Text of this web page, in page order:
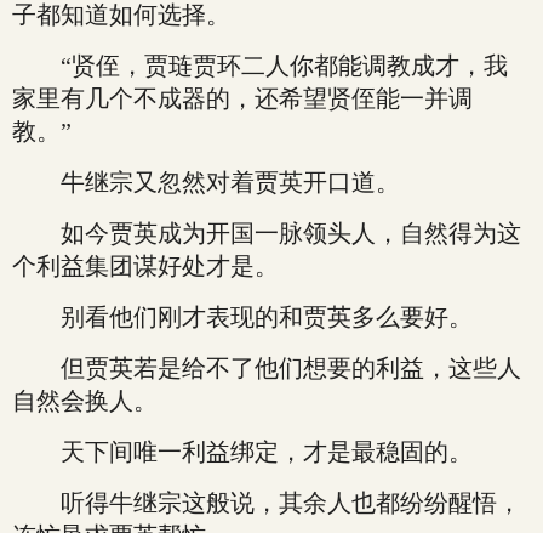
子都知道如何选择。
“贤侄，贾琏贾环二人你都能调教成才，我
家里有几个不成器的，还希望贤侄能一并调
教。”
牛继宗又忽然对着贾英开口道。
如今贾英成为开国一脉领头人，自然得为这
个利益集团谋好处才是。
别看他们刚才表现的和贾英多么要好。
但贾英若是给不了他们想要的利益，这些人
自然会换人。
天下间唯一利益绑定，才是最稳固的。
听得牛继宗这般说，其余人也都纷纷醒悟，